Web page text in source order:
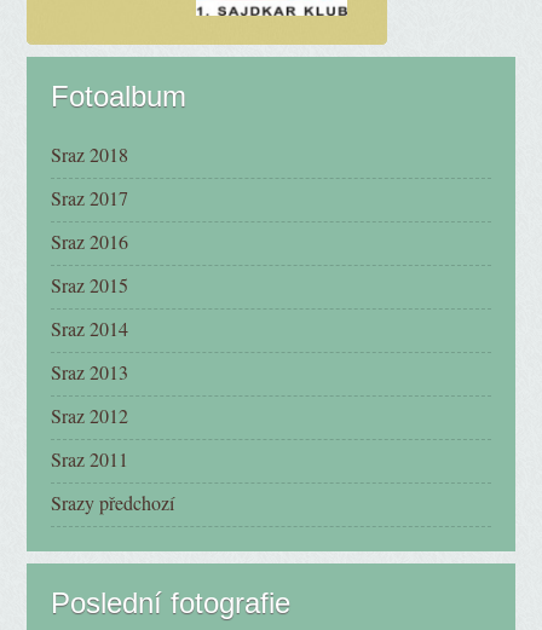
Fotoalbum
Sraz 2018
Sraz 2017
Sraz 2016
Sraz 2015
Sraz 2014
Sraz 2013
Sraz 2012
Sraz 2011
Srazy předchozí
Poslední fotografie